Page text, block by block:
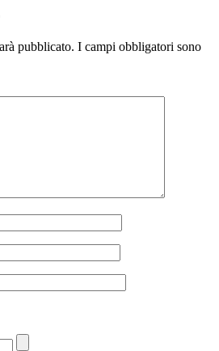
pubblicato. I campi obbligatori sono